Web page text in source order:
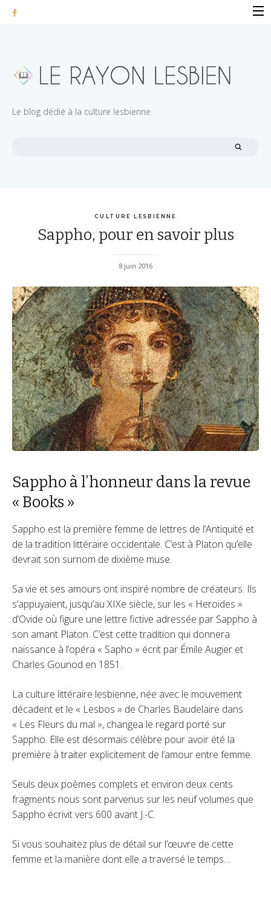
Skip
EVÈNEMENTS
CULTURE
CONTACT
Le blog dédié à la culture lesbienne
CULTURE LESBIENNE
Sappho, pour en savoir plus
8 juin 2016
Sappho à l’honneur dans la revue
« Books »
Sappho est la première femme de lettres de l’Antiquité et
de la tradition littéraire occidentale. C’est à Platon qu’elle
devrait son surnom de dixième muse.
Sa vie et ses amours ont inspiré nombre de créateurs. Ils
s’appuyaient, jusqu’au XIXe siècle, sur les « Heroïdes »
d’Ovide où figure une lettre fictive adressée par Sappho à
son amant Platon. C’est cette tradition qui donnera
naissance à l’opéra « Sapho » écrit par Émile Augier et
Charles Gounod en 1851.
La culture littéraire lesbienne, née avec le mouvement
décadent et le « Lesbos » de Charles Baudelaire dans
« Les Fleurs du mal », changea le regard porté sur
Sappho. Elle est désormais célèbre pour avoir été la
première à traiter explicitement de l’amour entre femme.
Seuls deux poèmes complets et environ deux cents
fragments nous sont parvenus sur les neuf volumes que
Sappho écrivit vers 600 avant J.-C.
Si vous souhaitez plus de détail sur l’œuvre de cette
femme et la manière dont elle a traversé le temps…